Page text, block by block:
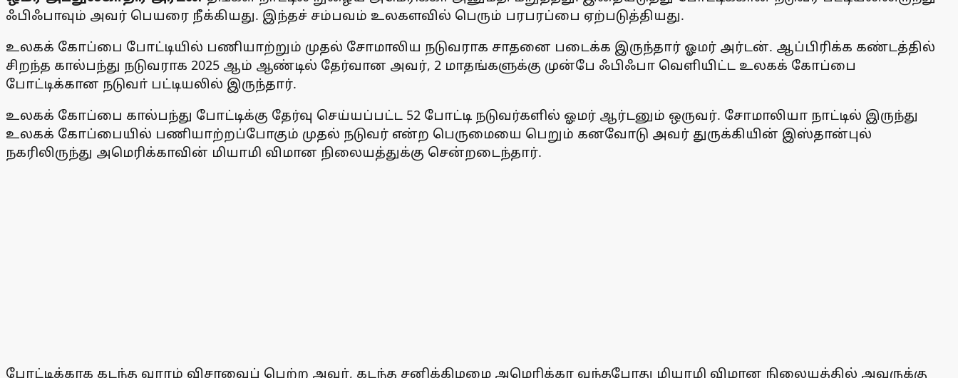
ஃபிஃபாவும் அவர் பெயரை நீக்கியது. இந்தச் சம்பவம் உலகளவில் பெரும் பரபரப்பை ஏற்படுத்தியது.
உலகக் கோப்பை போட்டியில் பணியாற்றும் முதல் சோமாலிய நடுவராக சாதனை படைக்க இருந்தார் ஓமர் அர்டன். ஆப்பிரிக்க கண்டத்தில்
சிறந்த கால்பந்து நடுவராக 2025 ஆம் ஆண்டில் தேர்வான அவர், 2 மாதங்களுக்கு முன்பே ஃபிஃபா வெளியிட்ட உலகக் கோப்பை
போட்டிக்கான நடுவா் பட்டியலில் இருந்தார்.
உலகக் கோப்பை கால்பந்து போட்டிக்கு தேர்வு செய்யப்பட்ட 52 போட்டி நடுவர்களில் ஓமர் ஆர்டனும் ஒருவர். சோமாலியா நாட்டில் இருந்து
உலகக் கோப்பையில் பணியாற்றப்போகும் முதல் நடுவர் என்ற பெருமையை பெறும் கனவோடு அவர் துருக்கியின் இஸ்தான்புல்
நகரிலிருந்து அமெரிக்காவின் மியாமி விமான நிலையத்துக்கு சென்றடைந்தார்.
போட்டிக்காக கடந்த வாரம் விசாவைப் பெற்ற அவர், கடந்த சனிக்கிழமை அமெரிக்கா வந்தபோது மியாமி விமான நிலையத்தில் அவருக்கு